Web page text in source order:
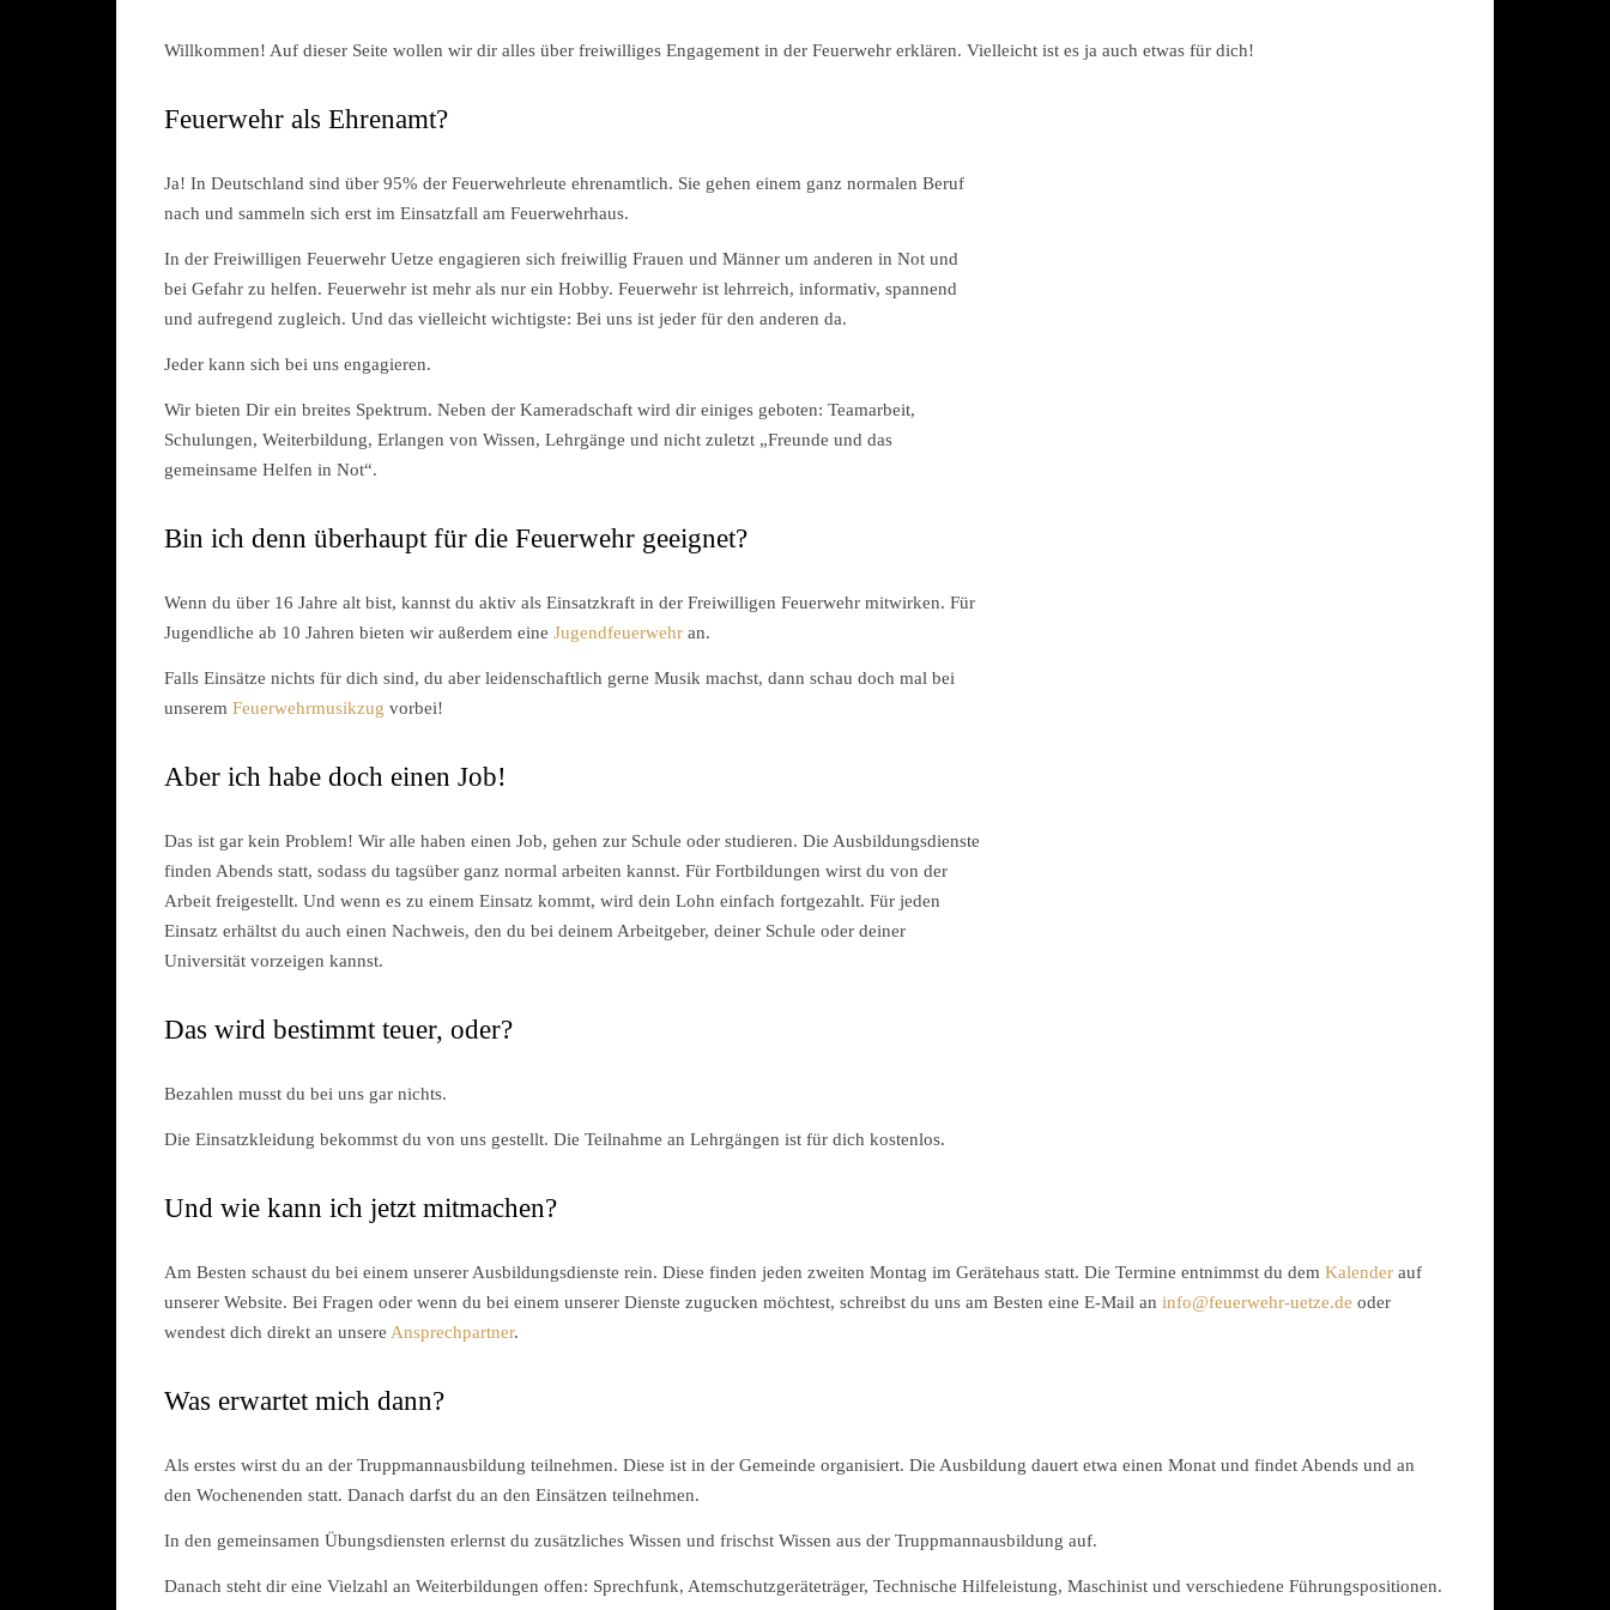
Willkommen! Auf dieser Seite wollen wir dir alles über freiwilliges Engagement in der Feuerwehr erklären. Vielleicht ist es ja auch etwas für dich!
Feuerwehr als Ehrenamt?
Ja! In Deutschland sind über 95% der Feuerwehrleute ehrenamtlich. Sie gehen einem ganz normalen Beruf
nach und sammeln sich erst im Einsatzfall am Feuerwehrhaus.
In der Freiwilligen Feuerwehr Uetze engagieren sich freiwillig Frauen und Männer um anderen in Not und
bei Gefahr zu helfen. Feuerwehr ist mehr als nur ein Hobby. Feuerwehr ist lehrreich, informativ, spannend
und aufregend zugleich. Und das vielleicht wichtigste: Bei uns ist jeder für den anderen da.
Jeder kann sich bei uns engagieren.
Wir bieten Dir ein breites Spektrum. Neben der Kameradschaft wird dir einiges geboten: Teamarbeit,
Schulungen, Weiterbildung, Erlangen von Wissen, Lehrgänge und nicht zuletzt „Freunde und das
gemeinsame Helfen in Not“.
Bin ich denn überhaupt für die Feuerwehr geeignet?
Wenn du über 16 Jahre alt bist, kannst du aktiv als Einsatzkraft in der Freiwilligen Feuerwehr mitwirken. Für
Jugendliche ab 10 Jahren bieten wir außerdem eine Jugendfeuerwehr an.
Falls Einsätze nichts für dich sind, du aber leidenschaftlich gerne Musik machst, dann schau doch mal bei
unserem Feuerwehrmusikzug vorbei!
Aber ich habe doch einen Job!
Das ist gar kein Problem! Wir alle haben einen Job, gehen zur Schule oder studieren. Die Ausbildungsdienste
finden Abends statt, sodass du tagsüber ganz normal arbeiten kannst. Für Fortbildungen wirst du von der
Arbeit freigestellt. Und wenn es zu einem Einsatz kommt, wird dein Lohn einfach fortgezahlt. Für jeden
Einsatz erhältst du auch einen Nachweis, den du bei deinem Arbeitgeber, deiner Schule oder deiner
Universität vorzeigen kannst.
Das wird bestimmt teuer, oder?
Bezahlen musst du bei uns gar nichts.
Die Einsatzkleidung bekommst du von uns gestellt. Die Teilnahme an Lehrgängen ist für dich kostenlos.
Und wie kann ich jetzt mitmachen?
Am Besten schaust du bei einem unserer Ausbildungsdienste rein. Diese finden jeden zweiten Montag im Gerätehaus statt. Die Termine entnimmst du dem Kalender auf
unserer Website. Bei Fragen oder wenn du bei einem unserer Dienste zugucken möchtest, schreibst du uns am Besten eine E-Mail an info@feuerwehr-uetze.de oder
wendest dich direkt an unsere Ansprechpartner.
Was erwartet mich dann?
Als erstes wirst du an der Truppmannausbildung teilnehmen. Diese ist in der Gemeinde organisiert. Die Ausbildung dauert etwa einen Monat und findet Abends und an
den Wochenenden statt. Danach darfst du an den Einsätzen teilnehmen.
In den gemeinsamen Übungsdiensten erlernst du zusätzliches Wissen und frischst Wissen aus der Truppmannausbildung auf.
Danach steht dir eine Vielzahl an Weiterbildungen offen: Sprechfunk, Atemschutzgeräteträger, Technische Hilfeleistung, Maschinist und verschiedene Führungspositionen.